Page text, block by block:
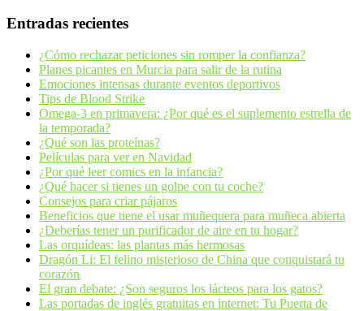
Entradas recientes
¿Cómo rechazar peticiones sin romper la confianza?
Planes picantes en Murcia para salir de la rutina
Emociones intensas durante eventos deportivos
Tips de Blood Strike
Omega-3 en primavera: ¿Por qué es el suplemento estrella de
la temporada?
¿Qué son las proteínas?
Películas para ver en Navidad
¿Por qué leer comics en la infancia?
¿Qué hacer si tienes un golpe con tu coche?
Consejos para criar pájaros
Beneficios que tiene el usar muñequera para muñeca abierta
¿Deberías tener un purificador de aire en tu hogar?
Las orquídeas: las plantas más hermosas
Dragón Li: El felino misterioso de China que conquistará tu
corazón
El gran debate: ¿Son seguros los lácteos para los gatos?
Las portadas de inglés gratuitas en internet: Tu Puerta de